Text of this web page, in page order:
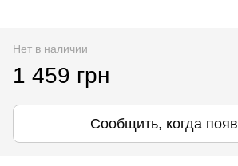
Нет в наличии
1 459 грн
Сообщить, когда